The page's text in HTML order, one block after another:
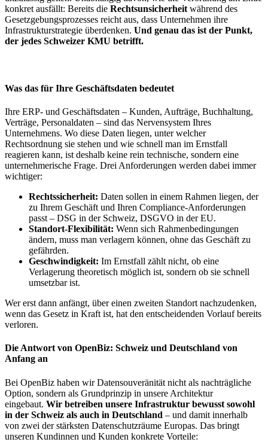
konkret ausfällt: Bereits die Rechtsunsicherheit während des
Gesetzgebungsprozesses reicht aus, dass Unternehmen ihre
Infrastrukturstrategie überdenken. Und genau das ist der Punkt,
der jedes Schweizer KMU betrifft.
Was das für Ihre Geschäftsdaten bedeutet
Ihre ERP- und Geschäftsdaten – Kunden, Aufträge, Buchhaltung,
Verträge, Personaldaten – sind das Nervensystem Ihres
Unternehmens. Wo diese Daten liegen, unter welcher
Rechtsordnung sie stehen und wie schnell man im Ernstfall
reagieren kann, ist deshalb keine rein technische, sondern eine
unternehmerische Frage. Drei Anforderungen werden dabei immer
wichtiger:
Rechtssicherheit: Daten sollen in einem Rahmen liegen, der
zu Ihrem Geschäft und Ihren Compliance-Anforderungen
passt – DSG in der Schweiz, DSGVO in der EU.
Standort-Flexibilität: Wenn sich Rahmenbedingungen
ändern, muss man verlagern können, ohne das Geschäft zu
gefährden.
Geschwindigkeit: Im Ernstfall zählt nicht, ob eine
Verlagerung theoretisch möglich ist, sondern ob sie schnell
umsetzbar ist.
Wer erst dann anfängt, über einen zweiten Standort nachzudenken,
wenn das Gesetz in Kraft ist, hat den entscheidenden Vorlauf bereits
verloren.
Die Antwort von OpenBiz: Schweiz und Deutschland von
Anfang an
Bei OpenBiz haben wir Datensouveränität nicht als nachträgliche
Option, sondern als Grundprinzip in unsere Architektur
eingebaut. Wir betreiben unsere Infrastruktur bewusst sowohl
in der Schweiz als auch in Deutschland – und damit innerhalb
von zwei der stärksten Datenschutzräume Europas. Das bringt
unseren Kundinnen und Kunden konkrete Vorteile: